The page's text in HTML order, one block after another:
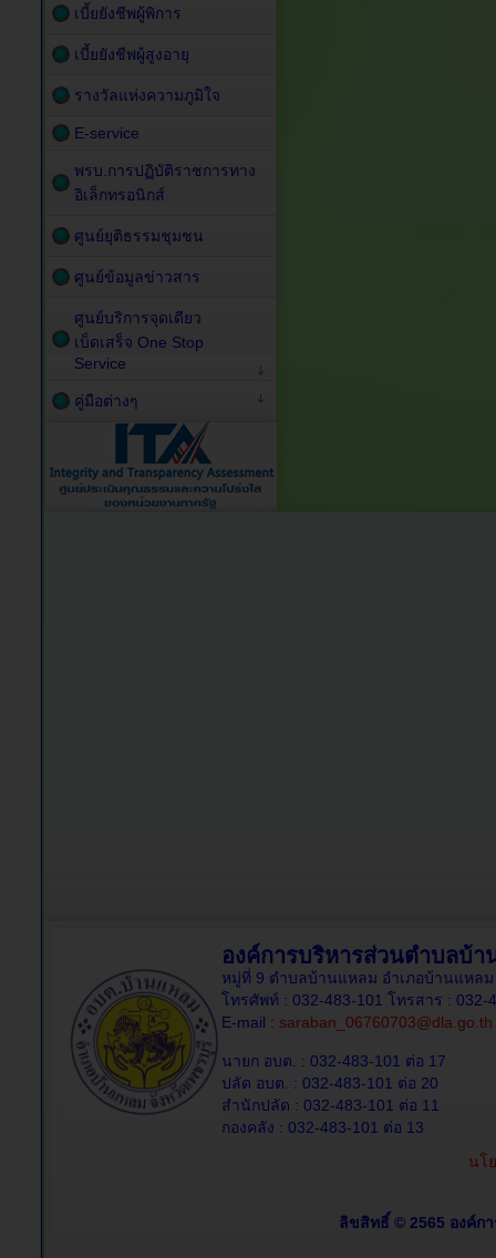
เบี้ยยังชีพผู้พิการ
เบี้ยยังชีพผู้สูงอายุ
รางวัลแห่งความภูมิใจ
E-service
พรบ.การปฏิบัติราชการทาง
อิเล็กทรอนิกส์
ศูนย์ยุติธรรมชุมชน
ศูนย์ข้อมูลข่าวสาร
ศูนย์บริการจุดเดียว
เบ็ดเสร็จ One Stop
Service
คู่มือต่างๆ
องค์การบริหารส่วนตำบลบ้า
หมู่ที่ 9 ตำบลบ้านแหลม อำเภอบ้านแหลม
โทรศัพท์ : 032-483-101 โทรสาร : 032-
E-mail : saraban_06760703@dla.go.th
นายก อบต. : 032-483-101 ต่อ 17
ปลัด อบต. : 032-483-101 ต่อ 20
สำนักปลัด : 032-483-101 ต่อ 11
กองคลัง : 032-483-101 ต่อ 13
นโ
ลิขสิทธิ์ © 2565 องค์ก